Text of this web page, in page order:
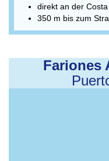
direkt an der
350 m bis zum
Fariones